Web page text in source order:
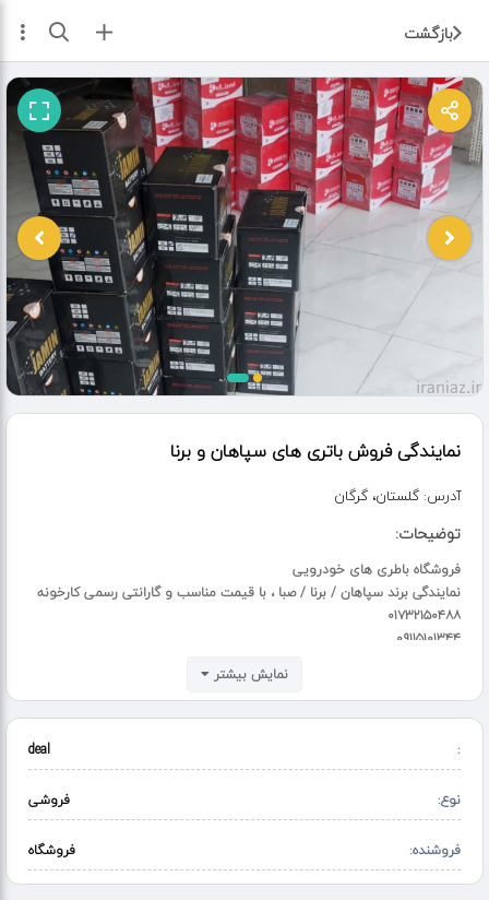
بازگشت ثبت آگهی
نمایندگی فروش باتری های سپاهان و برنا
آدرس: گلستان، گرگان
توضیحات:
فروشگاه باطری های خودرویی
نمایندگی برند سپاهان / برنا / صبا ، با قیمت مناسب و گارانتی رسمی کارخونه
۰۱۷۳۲۱۵۰۴۸۸
۰۹۱۱۵۱۰۱۳۴۴
نمایش بیشتر
:
deal
نوع: فروشی
فروشنده: فروشگاه